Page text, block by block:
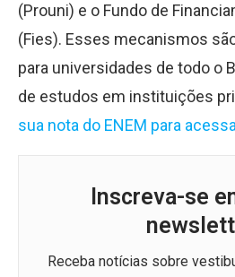
(Prouni) e o Fundo de
(Fies). Esses mecanismos
para universidades de todo o
de estudos em instituições
sua nota do ENEM para
Inscreva-se
Receba notícias sobre